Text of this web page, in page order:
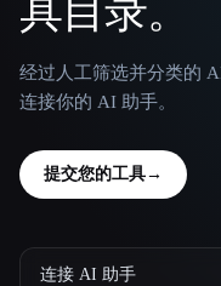
具目录。
经过人工筛选并分类的
连接你的 AI 助手。
提交您的工具→
连接 AI 助手